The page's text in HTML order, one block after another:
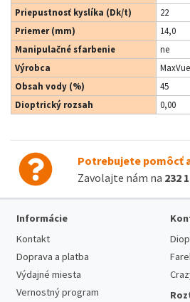
Priepustnosť kyslíka (Dk/t)
22
Priemer (mm)
14,0
Manipulačné sfarbenie
ne
Výrobca
Obsah vody (%)
45
Dioptrický rozsah
0,00
Potrebujete pomôcť
Zavolajte nám na 232
Informácie
Kontakt
Doprava a platba
Výdajné miesta
Vernostný program